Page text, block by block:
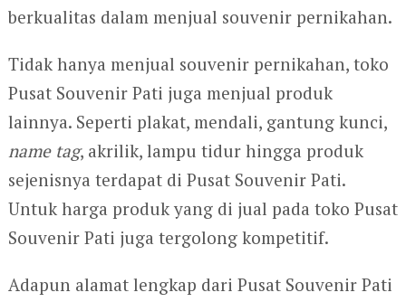
berkualitas dalam menjual souvenir pernikahan.
Tidak hanya menjual souvenir pernikahan, toko
Pusat Souvenir Pati juga menjual produk
lainnya. Seperti plakat, mendali, gantung kunci,
name tag, akrilik, lampu tidur hingga produk
sejenisnya terdapat di Pusat Souvenir Pati.
Untuk harga produk yang di jual pada toko Pusat
Souvenir Pati juga tergolong kompetitif.
Adapun alamat lengkap dari Pusat Souvenir Pati